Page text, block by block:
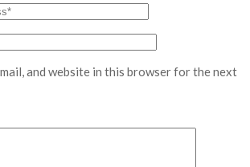
and website in this browser for the next